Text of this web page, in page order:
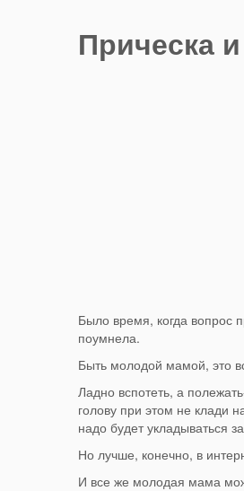
Прическа
Было время, когда вопрос
поумнела.
Быть молодой мамой, это
Ладно вспотеть, а
голову при этом не клади
надо будет укладываться
Но лучше, конечно, в
И все же молодая мама